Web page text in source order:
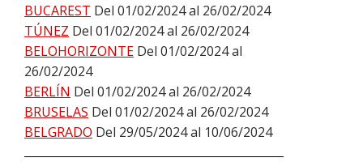
BUCAREST Del 01/02/2024 al 26/02/2024
TÚNEZ Del 01/02/2024 al 26/02/2024
BELOHORIZONTE Del 01/02/2024 al
26/02/2024
BERLÍN Del 01/02/2024 al 26/02/2024
BRUSELAS Del 01/02/2024 al 26/02/2024
BELGRADO Del 29/05/2024 al 10/06/2024